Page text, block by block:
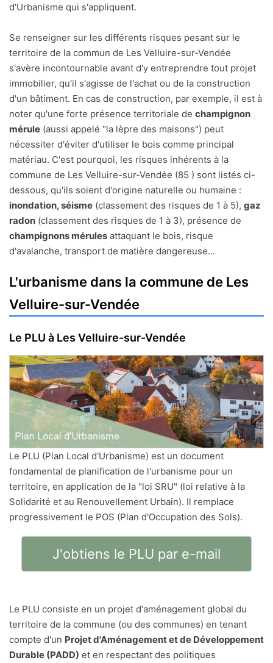
d'Urbanisme qui s'appliquent.
Se renseigner sur les différents risques pesant sur le
territoire de la commun de Les Velluire-sur-Vendée
s'avère incontournable avant d'y entreprendre tout projet
immobilier, qu'il s'agisse de l'achat ou de la construction
d'un bâtiment. En cas de construction, par exemple, il est à
noter qu'une forte présence territoriale de champignon
mérule (aussi appelé "la lèpre des maisons") peut
nécessiter d'éviter d'utiliser le bois comme principal
matériau. C'est pourquoi, les risques inhérents à la
commune de Les Velluire-sur-Vendée (85 ) sont listés ci-
dessous, qu'ils soient d'origine naturelle ou humaine :
inondation, séisme (classement des risques de 1 à 5), gaz
radon (classement des risques de 1 à 3), présence de
champignons mérules attaquant le bois, risque
d'avalanche, transport de matière dangereuse...
L'urbanisme dans la commune de Les
Velluire-sur-Vendée
Le PLU à Les Velluire-sur-Vendée
Le PLU (Plan Local d'Urbanisme) est un document
fondamental de planification de l'urbanisme pour un
territoire, en application de la "loi SRU" (loi relative à la
Solidarité et au Renouvellement Urbain). Il remplace
progressivement le POS (Plan d'Occupation des Sols).
J'obtiens le PLU par e-mail
Le PLU consiste en un projet d'aménagement global du
territoire de la commune (ou des communes) en tenant
compte d'un Projet d'Aménagement et de Développement
Durable (PADD) et en respectant des politiques